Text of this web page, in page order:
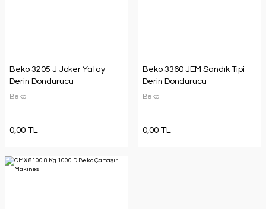
Beko 3205 J Joker Yatay
Derin Dondurucu
Beko
0,00 TL
Beko 3360 JEM Sandık Tipi
Derin Dondurucu
Beko
0,00 TL